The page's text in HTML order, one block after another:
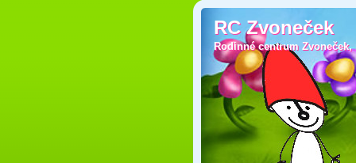
RC Zvoneček
RC Zvoneček
Rodinné centrum
Rodinné centrum